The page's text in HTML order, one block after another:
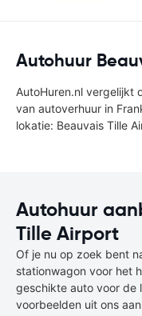
Autohuur
AutoHuren.nl vergelijkt
van autoverhuur in
lokatie: Beauvais Tille
Autohuur
Tille Airport
Of je nu op zoek bent
stationwagon voor het
geschikte auto voor de
voorbeelden uit ons